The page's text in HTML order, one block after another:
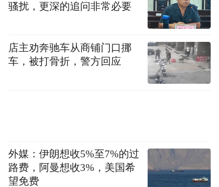
参观展厅过程中，凤凰“宝”贝小记者贺正延回答综
合部部长闫萍萍的提问
参观后，凤凰“宝”贝小记者向鲲鹏生态创新
中心综合部部长闫萍萍、适配认证部部长万
【对话】
黄沐琳：您好，闫部长，我是来大同小学二
骚扰，更深的追问非常必要
店主劝奔驰车从商铺门口挪
车，被打骨折，警方回应
外媒：伊朗想收5%至7%的过
路费，阿曼想收3%，美国希
望免费